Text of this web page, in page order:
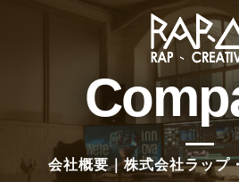
会社概要｜株式会社ラップ